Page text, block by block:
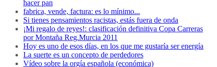
hacer pan
fabrica, vende, factura: es lo mínimo...
Si tienes pensamientos racistas, estás fuera de onda
¡Mi regalo de reyes!: clasificación definitiva Copa Carreras
por Montaña Reg.Murcia 2011
Hoy es uno de esos días, en los que me gustaría ser energía
La suerte es un concepto de perdedores
Vídeo sobre la orgía española (económica)